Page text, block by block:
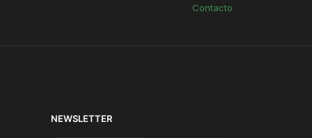
Contacto
NEWSLETTER